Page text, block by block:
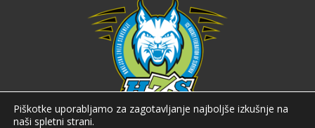
Piškotke uporabljamo za zagotavljanje najboljše izkušnje na
naši spletni strani.